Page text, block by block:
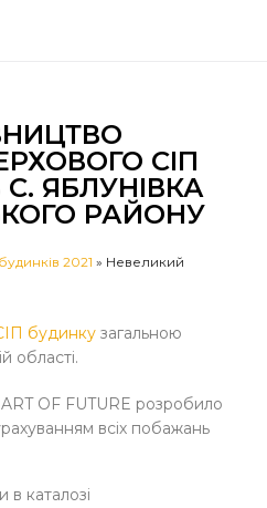
СІП
ЯБЛУНІВКА
РАЙОНУ
2021 » Невеликий
будинку загальною
області.
OF FUTURE розробило
всіх побажань
в каталозі